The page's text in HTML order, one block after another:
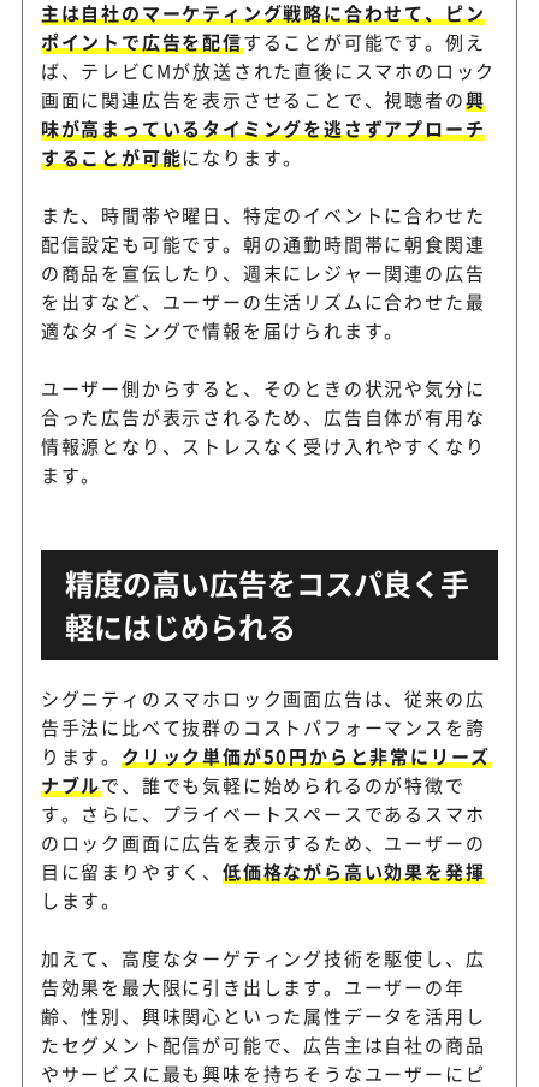
主は自社のマーケティング戦略に合わせて、ピン
ポイントで広告を配信することが可能です。例え
ば、テレビCMが放送された直後にスマホのロック
画面に関連広告を表示させることで、視聴者の興
味が高まっているタイミングを逃さずアプローチ
することが可能になります。
また、時間帯や曜日、特定のイベントに合わせた
配信設定も可能です。朝の通勤時間帯に朝食関連
の商品を宣伝したり、週末にレジャー関連の広告
を出すなど、ユーザーの生活リズムに合わせた最
適なタイミングで情報を届けられます。
ユーザー側からすると、そのときの状況や気分に
合った広告が表示されるため、広告自体が有用な
情報源となり、ストレスなく受け入れやすくなり
ます。
精度の高い広告をコスパ良く手
軽にはじめられる
シグニティのスマホロック画面広告は、従来の広
告手法に比べて抜群のコストパフォーマンスを誇
ります。 クリック単価が50円からと非常にリーズ
ナブルで、誰でも気軽に始められるのが特徴で
す。さらに、プライベートスペースであるスマホ
のロック画面に広告を表示するため、ユーザーの
目に留まりやすく、低価格ながら高い効果を発揮
します。
加えて、高度なターゲティング技術を駆使し、広
告効果を最大限に引き出します。ユーザーの年
齢、性別、興味関心といった属性データを活用し
たセグメント配信が可能で、広告主は自社の商品
やサービスに最も興味を持ちそうなユーザーにピ